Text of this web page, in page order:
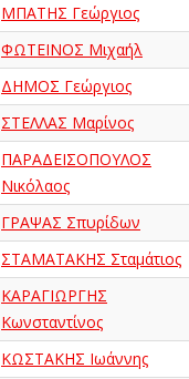
ΜΠΑΤΗΣ Γεώργιος
ΦΩΤΕΙΝΟΣ Μιχαήλ
ΔΗΜΟΣ Γεώργιος
ΣΤΕΛΛΑΣ Μαρίνος
ΠΑΡΑΔΕΙΣΟΠΟΥΛΟΣ
Νικόλαος
ΓΡΑΨΑΣ Σπυρίδων
ΣΤΑΜΑΤΑΚΗΣ Σταμάτιος
ΚΑΡΑΓΙΩΡΓΗΣ
Κωνσταντίνος
ΚΩΣΤΑΚΗΣ Ιωάννης